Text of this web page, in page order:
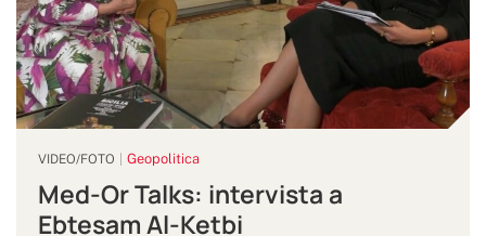
VIDEO/FOTO Geopolitica
Med-Or Talks: intervista a
Ebtesam Al-Ketbi